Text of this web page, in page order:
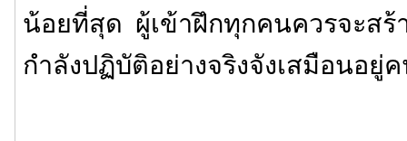
น้อยที่สุด ผู้เข้าฝึกทุกคนควรจะสร้
กำลังปฏิบัติอย่างจริงจังเสมือนอยู่